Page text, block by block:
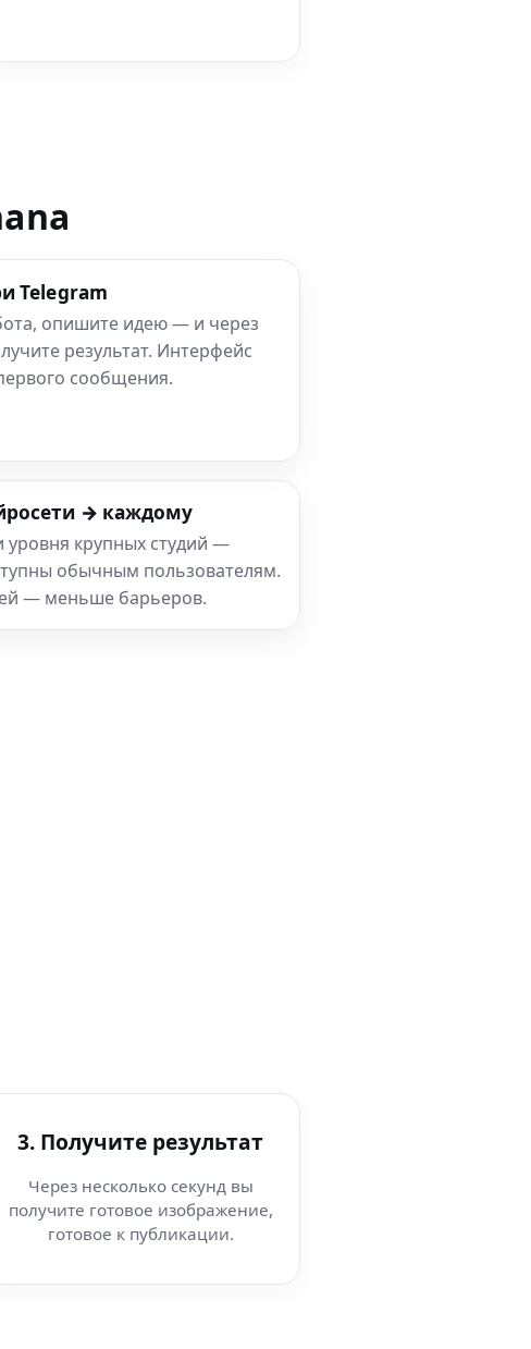
Telegram
опишите идею — и через
результат. Интерфейс
сообщения.
→ каждому
уровня крупных студий —
обычным пользователям.
— меньше барьеров.
3. Получите результат
Через несколько секунд вы
получите готовое изображение,
готовое к публикации.